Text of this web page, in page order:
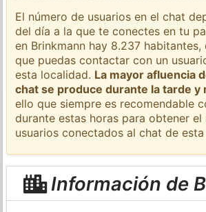
El número de usuarios en el chat
del día a la que te conectes en tu
en Brinkmann hay 8.237
que puedas contactar con un
esta localidad. La mayor afluencia
chat se produce durante la tarde y
ello que siempre es recomendable
durante estas horas para obtener el
usuarios conectados al chat de
Información de